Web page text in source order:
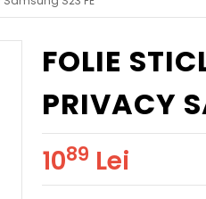
FOLIE
PRIVACY
1089 Lei